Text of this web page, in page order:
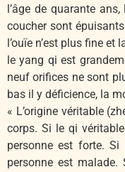
l’âge de quarante
coucher sont
l’ouïe n’est plus fine et
le yang qi est
neuf orifices ne sont
bas il y déficience, la
« L’origine véritable
corps. Si le qi
personne est forte.
personne est malade.